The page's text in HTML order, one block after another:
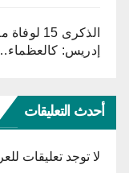
الذكرى
إدريس:
أحدث التعليقات
لا توجد تعليقات